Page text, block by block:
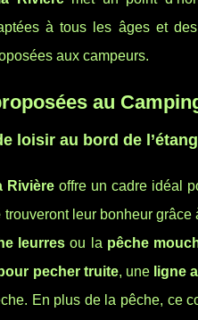
à tous les âges et
aux campeurs.
au
loisir au bord de l’étang
Rivièreoffre un cadre idéal
trouveront leur bonheur
leurres ou la pêche
pecher truite, une ligne
En plus de la pêche, ce